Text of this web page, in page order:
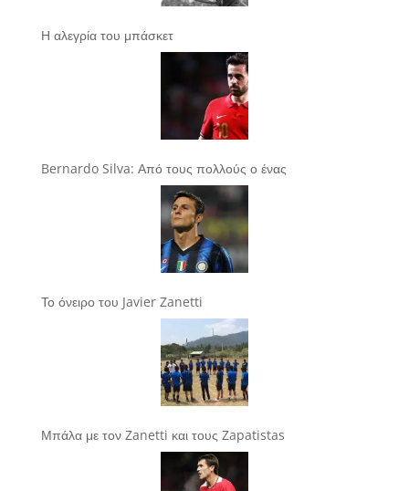
Η αλεγρία του μπάσκετ
Bernardo Silva: Από τους πολλούς ο ένας
Το όνειρο του Javier Zanetti
Μπάλα με τον Zanetti και τους Zapatistas